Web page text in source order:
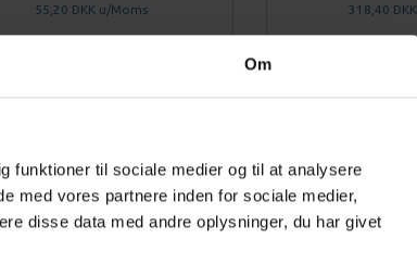
Om
funktioner til sociale medier og til at analysere
med vores partnere inden for sociale medier,
disse data med andre oplysninger, du har givet
55,20 DKK u/Moms 318,40 DKK